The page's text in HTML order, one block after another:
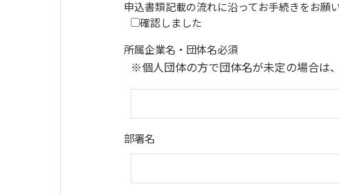
申込書類記載の流れに沿ってお手続きをお願
確認しました
所属企業名・団体名必須
※個人団体の方で団体名が未定の場合は
部署名